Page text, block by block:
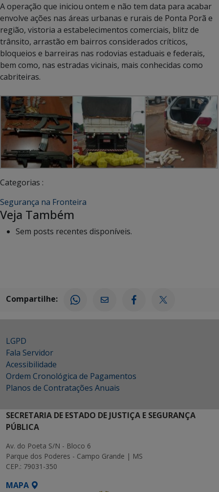
A operação que iniciou ontem e não tem data para acabar
envolve ações nas áreas urbanas e rurais de Ponta Porã e
região, vistoria a estabelecimentos comerciais, blitz de
trânsito, arrastão em bairros considerados críticos,
bloqueios e barreiras nas rodovias estaduais e federais,
bem como, nas estradas vicinais, mais conhecidas como
cabriteiras.
Categorias :
Segurança na Fronteira
Veja Também
Sem posts recentes disponíveis.
Compartilhe:
LGPD
Fala Servidor
Acessibilidade
Ordem Cronológica de Pagamentos
Planos de Contratações Anuais
SECRETARIA DE ESTADO DE JUSTIÇA E SEGURANÇA
PÚBLICA
Av. do Poeta S/N - Bloco 6
Parque dos Poderes - Campo Grande | MS
CEP.: 79031-350
MAPA